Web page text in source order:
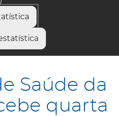
recebe quarta exposição
Saúde da
quarta